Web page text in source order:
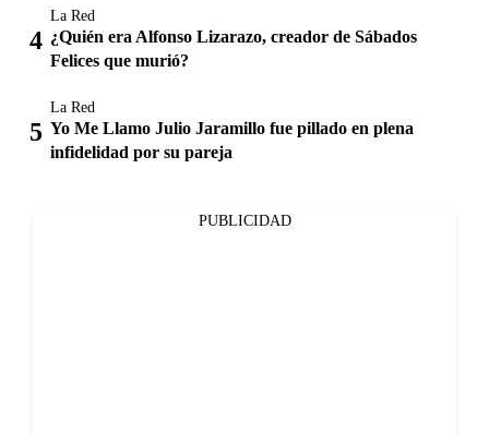
La Red
¿Quién era Alfonso Lizarazo, creador de Sábados
Felices que murió?
La Red
Yo Me Llamo Julio Jaramillo fue pillado en plena
infidelidad por su pareja
PUBLICIDAD